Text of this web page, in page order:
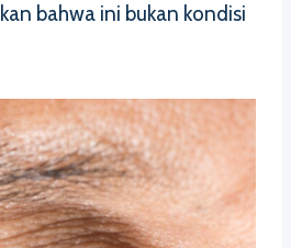
bahwa ini bukan kondisi